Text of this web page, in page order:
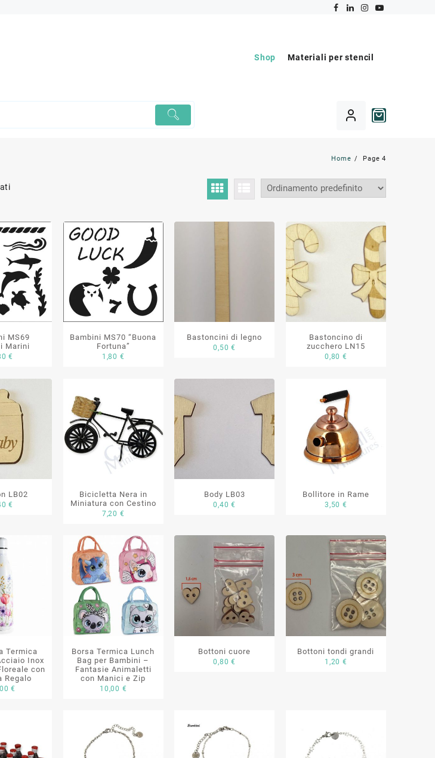
Shop Materiali per stencil
Home Page 4
MS69
Marini
€
Bambini MS70 “Buona
Fortuna”
1,80 €
Bastoncini di legno
0,50€
Bastoncino di
zucchero LN15
0,80 €
LB02
€
Bicicletta Nera in
Miniatura con Cestino
7,20 €
Body LB03
0,40€
Bollitore in Rame
3,50 €
Termica
Inox
con
Regalo
€
Borsa Termica Lunch
Bag per Bambini –
Fantasie Animaletti
con Manici e Zip
10,00 €
Bottoni cuore
0,80€
Bottoni tondi grandi
1,20 €